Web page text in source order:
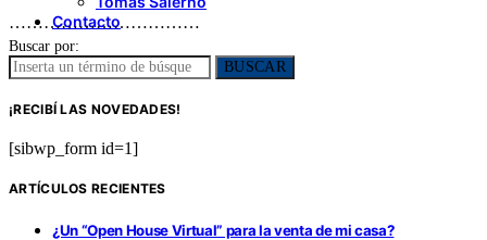
Contacto
……………………………
Buscar por:
BUSCAR
¡RECIBÍ LAS NOVEDADES!
[sibwp_form id=1]
ARTÍCULOS RECIENTES
¿Un “Open House Virtual” para la venta de mi casa?